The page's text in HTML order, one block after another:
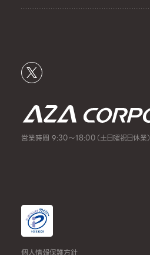
営業時間 9:30～18:00（土日曜祝日休業）
個人情報保護方針